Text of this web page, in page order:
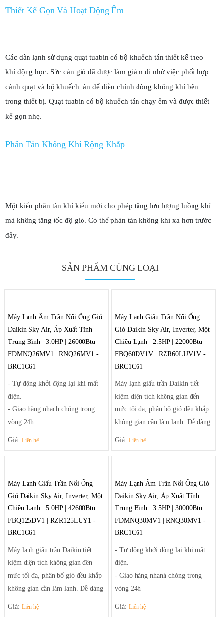
Thiết Kế Gọn Và Hoạt Động Êm
Các dàn lạnh sử dụng quạt tuabin có bộ khuếch tán thiết kế theo
khí động học. Sức cản gió đã được làm giảm đi nhờ việc phối hợp
cánh quạt và bộ khuếch tán để điều chỉnh dòng không khí bên
trong thiết bị. Quạt tuabin có bộ khuếch tán chạy êm và được thiết
kế gọn nhẹ.
Phân Tán Không Khí Rộng Khắp
Một kiểu phân tán khí kiểu mới cho phép tăng lưu lượng luồng khí
mà không tăng tốc độ gió. Có thể phân tán không khí xa hơn trước
đây.
SẢN PHẨM CÙNG LOẠI
Máy Lạnh Âm Trần Nối Ống Gió
Daikin Sky Air, Áp Xuất Tĩnh
Trung Bình | 3.0HP | 26000Btu |
FDMNQ26MV1 | RNQ26MV1 -
BRC1C61
- Tự động khởi động lại khi mất
điện.
- Giao hàng nhanh chóng trong
vòng 24h
hợp với các căn phòng nhỏ gọn và
vừa.
- Sưởi ấm và làm lạnh nhanh
chóng
Giá:Liên hệ
Máy Lạnh Giấu Trần Nối Ống
Gió Daikin Sky Air, Inverter, Một
Chiều Lạnh | 2.5HP | 22000Btu |
FBQ60DV1V | RZR60LUV1V -
BRC1C61
Máy lạnh giấu trần Daikin tiết
kiệm diện tích không gian đến
mức tối đa, phân bố gió đều khắp
không gian cần làm lạnh. Dễ dàng
giúp điều tiết luồng gió ra khỏi
máy theo luồng tối ưu và trải rộng
để khí mát có thể đến tận những
góc phòng xa nhất.
Giá: Liên hệ
Máy Lạnh Giấu Trần Nối Ống
Gió Daikin Sky Air, Inverter, Một
Chiều Lạnh | 5.0HP | 42600Btu |
FBQ125DV1 | RZR125LUY1 -
BRC1C61
Máy lạnh giấu trần Daikin tiết
kiệm diện tích không gian đến
mức tối đa, phân bố gió đều khắp
không gian cần làm lạnh. Dễ dàng
Giá:Liên hệ
Máy Lạnh Âm Trần Nối Ống Gió
Daikin Sky Air, Áp Xuất Tĩnh
Trung Bình | 3.5HP | 30000Btu |
FDMNQ30MV1 | RNQ30MV1 -
BRC1C61
- Tự động khởi động lại khi mất
điện.
- Giao hàng nhanh chóng trong
vòng 24h
Giá: Liên hệ